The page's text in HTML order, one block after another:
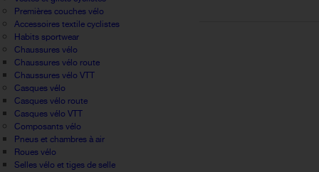
Premières couches vélo
Accessoires textile cyclistes
Habits sportwear
Chaussures vélo
Chaussures vélo route
Chaussures vélo VTT
Casques vélo
Casques vélo route
Casques vélo VTT
Composants vélo
Pneus et chambres à air
Roues vélo
Selles vélo et tiges de selle